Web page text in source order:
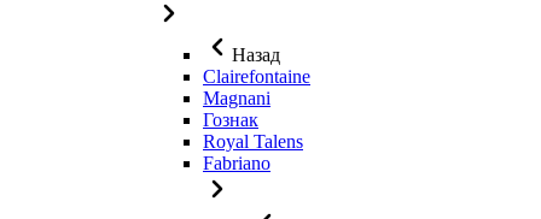
Назад
Clairefontaine
Magnani
Гознак
Royal Talens
Fabriano